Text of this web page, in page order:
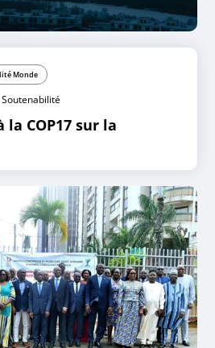
Monde
Soutenabilité
la COP17 sur la